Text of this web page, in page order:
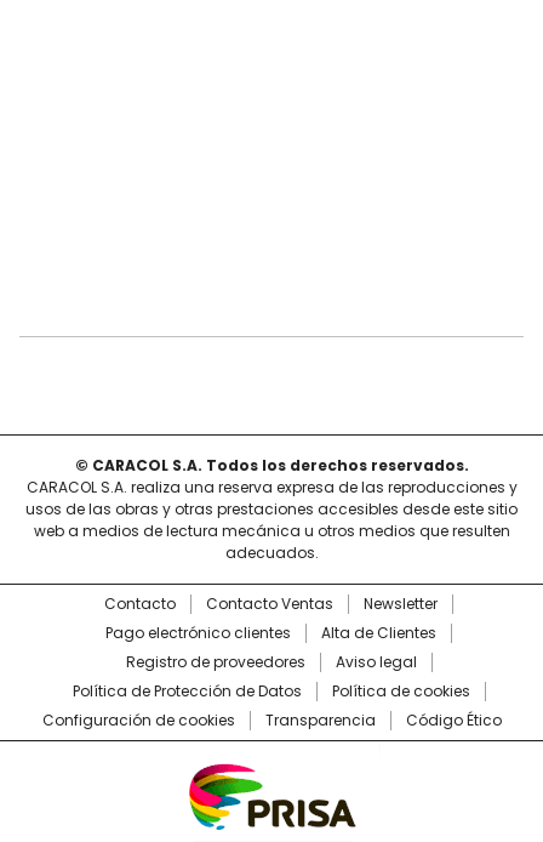
© CARACOL S.A. Todos los derechos reservados.
CARACOL S.A. realiza una reserva expresa de las reproducciones y
usos de las obras y otras prestaciones accesibles desde este sitio
web a medios de lectura mecánica u otros medios que resulten
adecuados.
Contacto Contacto Ventas
Newsletter
Pago electrónico clientes
Alta de Clientes
Registro de proveedores
Aviso legal
Política de Protección de Datos
Política de cookies
Configuración de cookies
Transparencia Código Ético